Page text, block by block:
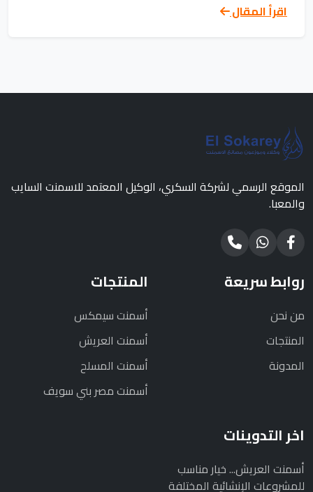
اقرأ المقال
الموقع الرسمي لشركة السكري، الوكيل المعتمد للاسمنت السايب
والمعبا.
روابط سريعة
من نحن
المنتجات
المدونة
المنتجات
أسمنت سيمكس
أسمنت العريش
أسمنت المسلح
أسمنت مصر بني سويف
اخر التدوينات
أسمنت العريش... خيار مناسب
للمشروعات الإنشائية المختلفة